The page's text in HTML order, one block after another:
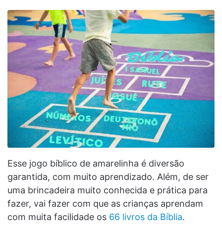
Esse jogo bíblico de amarelinha é diversão
garantida, com muito aprendizado. Além, de ser
uma brincadeira muito conhecida e prática para
fazer, vai fazer com que as crianças aprendam
com muita facilidade os 66 livros da Bíblia.